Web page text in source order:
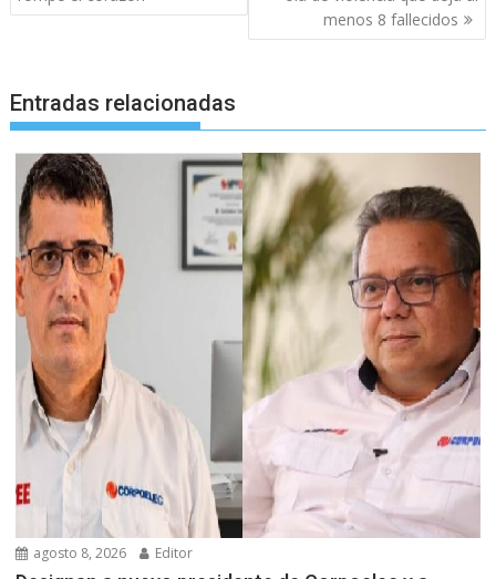
menos 8 fallecidos
Entradas relacionadas
agosto 8, 2026 Editor